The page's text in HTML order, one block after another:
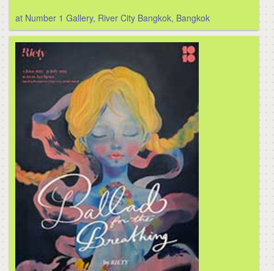
at Number 1 Gallery, River City Bangkok, Bangkok